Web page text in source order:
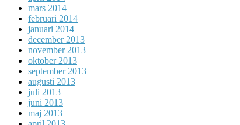
mars 2014
februari 2014
januari 2014
december 2013
november 2013
oktober 2013
september 2013
augusti 2013
juli 2013
juni 2013
maj 2013